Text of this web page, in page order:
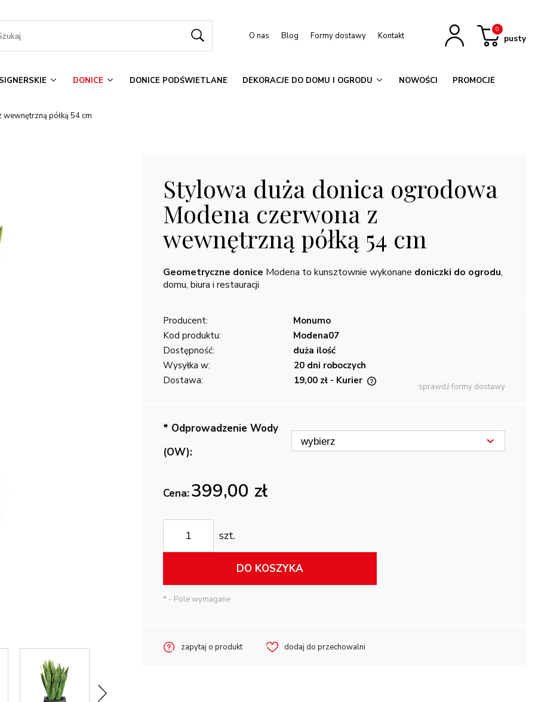
O nas Blog Formy dostawy Kontakt
0
pusty
DONICE DONICE PODŚWIETLANE DEKORACJE DO DOMU I OGRODU NOWOŚCI PROMOCJE
półką 54 cm
Stylowa duża donica ogrodowa
Modena czerwona z
wewnętrzną półką 54 cm
Geometryczne donice Modena to kunsztownie wykonane doniczki do ogrodu,
domu, biura i restauracji
Producent:
Monumo
Kod produktu:
Modena07
Dostępność:
duża ilość
Wysyłka w:
20 dni roboczych
Dostawa:
19,00 zł - Kurier
sprawdź formy dostawy
* Odprowadzenie Wody
(OW):
Cena:399,00 zł
szt.
DO KOSZYKA
*- Pole wymagane
zapytaj o produkt dodaj do przechowalni